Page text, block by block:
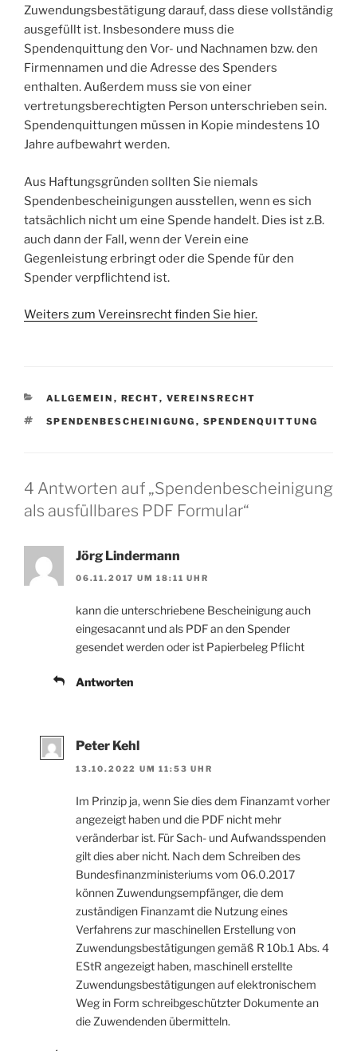
Zuwendungsbestätigung darauf, dass diese vollständig
ausgefüllt ist. Insbesondere muss die
Spendenquittung den Vor- und Nachnamen bzw. den
Firmennamen und die Adresse des Spenders
enthalten. Außerdem muss sie von einer
vertretungsberechtigten Person unterschrieben sein.
Spendenquittungen müssen in Kopie mindestens 10
Jahre aufbewahrt werden.
Aus Haftungsgründen sollten Sie niemals
Spendenbescheinigungen ausstellen, wenn es sich
tatsächlich nicht um eine Spende handelt. Dies ist z.B.
auch dann der Fall, wenn der Verein eine
Gegenleistung erbringt oder die Spende für den
Spender verpflichtend ist.
Weiters zum Vereinsrecht finden Sie hier.
KATEGORIEN
ALLGEMEIN , RECHT, VEREINSRECHT
SCHLAGWÖRTER
SPENDENBESCHEINIGUNG , SPENDENQUITTUNG
4 Antworten auf „Spendenbescheinigung
als ausfüllbares PDF Formular“
Jörg Lindermann
06.11.2017 UM 18:11 UHR
kann die unterschriebene Bescheinigung auch
eingesacannt und als PDF an den Spender
gesendet werden oder ist Papierbeleg Pflicht
Antworten
Peter Kehl
13.10.2022 UM 11:53 UHR
Im Prinzip ja, wenn Sie dies dem Finanzamt vorher
angezeigt haben und die PDF nicht mehr
veränderbar ist. Für Sach- und Aufwandsspenden
gilt dies aber nicht. Nach dem Schreiben des
Bundesfinanzministeriums vom 06.0.2017
können Zuwendungsempfänger, die dem
zuständigen Finanzamt die Nutzung eines
Verfahrens zur maschinellen Erstellung von
Zuwendungsbestätigungen gemäß R 10b.1 Abs. 4
EStR angezeigt haben, maschinell erstellte
Zuwendungsbestätigungen auf elektronischem
Weg in Form schreibgeschützter Dokumente an
die Zuwendenden übermitteln.